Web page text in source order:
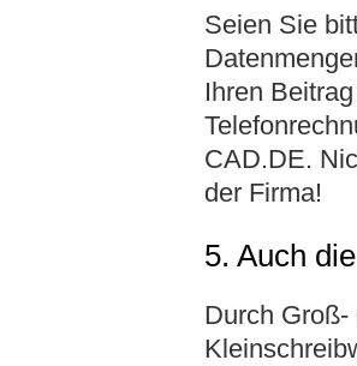
Seien Sie
Ihren
CAD.DE.
der Firma!
5. Auch
Durch Groß-